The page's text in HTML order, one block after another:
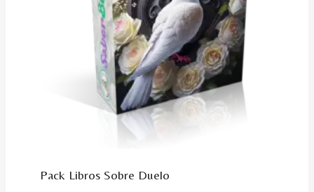
Pack Libros Sobre Duelo